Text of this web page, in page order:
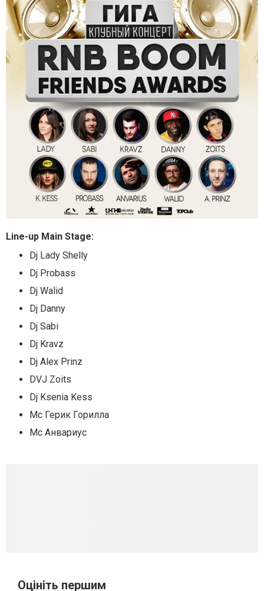
Line-up Main Stage:
Dj Lady Shelly
Dj Probass
Dj Walid
Dj Danny
Dj Sabi
Dj Kravz
Dj Alex Prinz
DVJ Zoits
Dj Ksenia Kess
Mc Герик Горилла
Мс Анвариус
Оцініть першим